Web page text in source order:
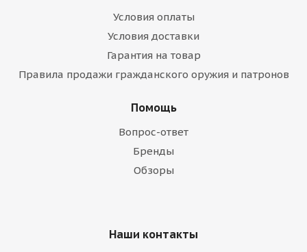
Условия оплаты
Условия доставки
Гарантия на товар
Правила продажи гражданского оружия и патронов
Помощь
Вопрос-ответ
Бренды
Обзоры
Наши контакты